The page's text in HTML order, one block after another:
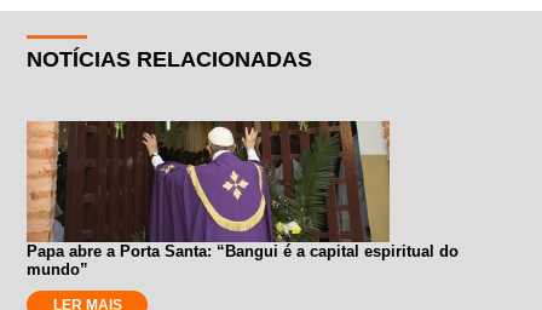
NOTÍCIAS RELACIONADAS
Papa abre a Porta Santa: “Bangui é a capital espiritual do
mundo”
LER MAIS